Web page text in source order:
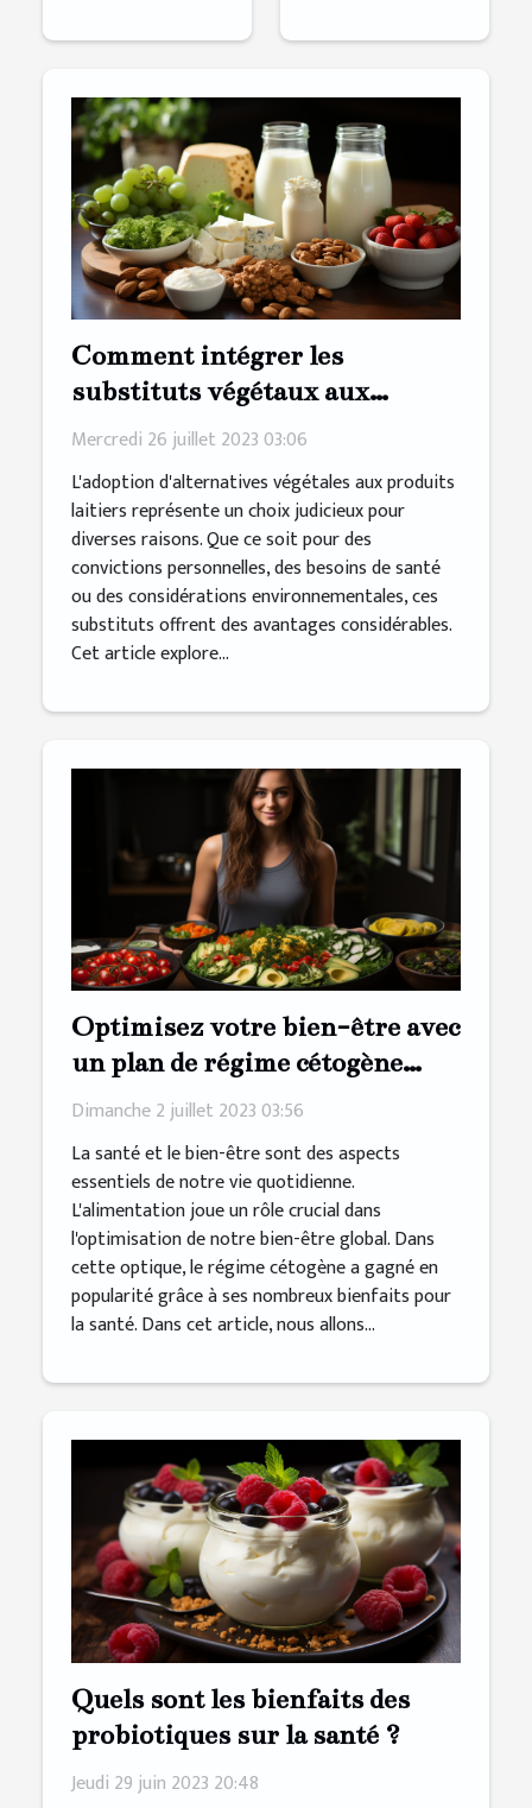
Comment intégrer les
substituts végétaux aux
produits laitiers dans votre
Mercredi 26 juillet 2023 03:06
L'adoption d'alternatives végétales aux produits
laitiers représente un choix judicieux pour
diverses raisons. Que ce soit pour des
convictions personnelles, des besoins de santé
ou des considérations environnementales, ces
substituts offrent des avantages considérables.
Cet article explore...
Optimisez votre bien-être avec
un plan de régime cétogène
personnalisé
Dimanche 2 juillet 2023 03:56
La santé et le bien-être sont des aspects
essentiels de notre vie quotidienne.
L'alimentation joue un rôle crucial dans
l'optimisation de notre bien-être global. Dans
cette optique, le régime cétogène a gagné en
popularité grâce à ses nombreux bienfaits pour
la santé. Dans cet article, nous allons...
Quels sont les bienfaits des
probiotiques sur la santé ?
Jeudi 29 juin 2023 20:48